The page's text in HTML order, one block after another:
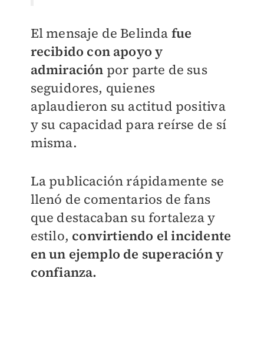
El mensaje de Belinda fue
recibido con apoyo y
admiración por parte de sus
seguidores, quienes
aplaudieron su actitud positiva
y su capacidad para reírse de sí
misma.
La publicación rápidamente se
llenó de comentarios de fans
que destacaban su fortaleza y
estilo, convirtiendo el incidente
en un ejemplo de superación y
confianza.